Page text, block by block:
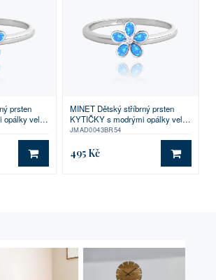
prsten
opálky vel.
DO KOŠÍKU
MINET Dětský stříbrný prsten
KYTIČKY s modrými opálky vel.
54
JMAD0043BR54
495 Kč DO